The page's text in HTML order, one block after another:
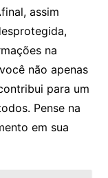
assim
na
não apenas
para um
Pense na
em sua